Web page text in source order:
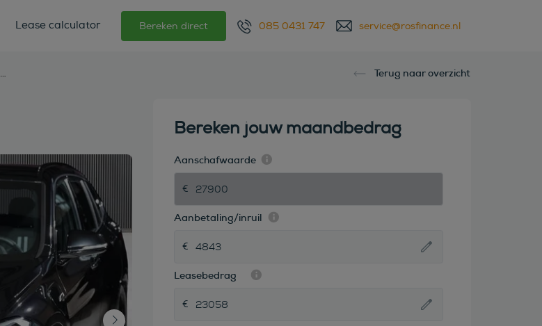
Lease calculator Bereken direct 085 0431 747 service@rosfinance.nl
bmw x1 xdr25e m sport black ed. / acc / trekhaak / ambiente / 18" Terug naar overzicht
Bereken jouw maandbedrag
Aanschafwaarde
Aanbetaling/inruil
Leasebedrag